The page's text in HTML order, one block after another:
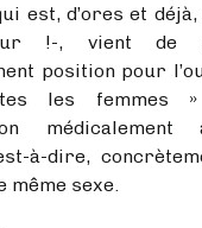
est, d’ores et
!-, vient de
position pour
les femmes
médicalement
à-dire,
même sexe.